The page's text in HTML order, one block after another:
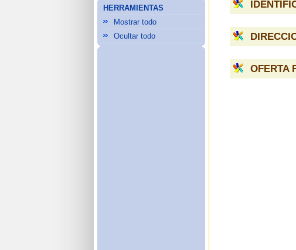
HERRAMIENTAS
Mostrar todo
Ocultar todo
OFERTA